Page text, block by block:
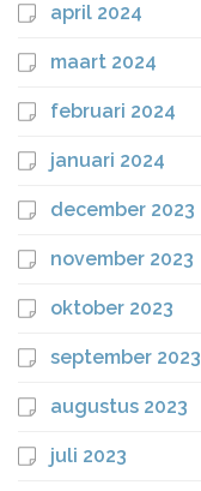
april 2024
maart 2024
februari 2024
januari 2024
december 2023
november 2023
oktober 2023
september 2023
augustus 2023
juli 2023